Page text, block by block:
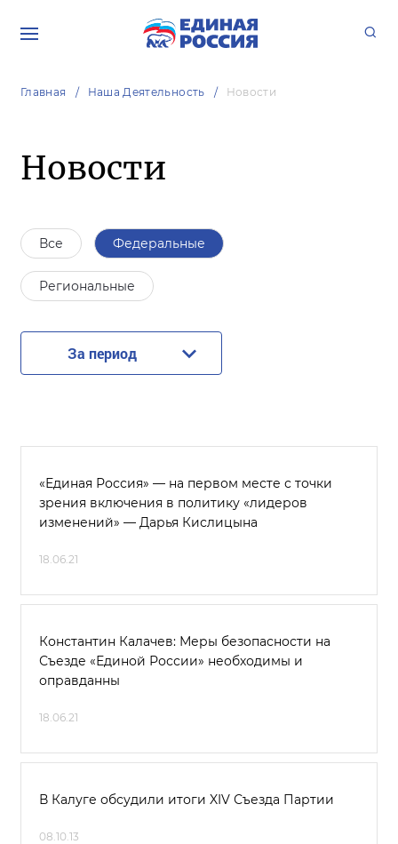
Главная Наша Деятельность Новости
Новости
Все Федеральные
Региональные
За период
«Единая Россия» — на первом месте с точки
зрения включения в политику «лидеров
изменений» — Дарья Кислицына
18.06.21
Константин Калачев: Меры безопасности на
Съезде «Единой России» необходимы и
оправданны
18.06.21
В Калуге обсудили итоги XIV Съезда Партии
08.10.13